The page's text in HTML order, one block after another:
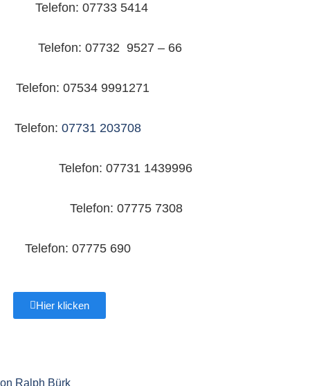
Telefon: 07733 5414
07732 9527 – 66
07534 9991271
Telefon: 07731 203708
07731 1439996
07775 7308
07775 690
Hier klicken
Ralph Bürk